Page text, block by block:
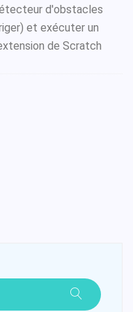
d'obstacles
et exécuter un
de Scratch